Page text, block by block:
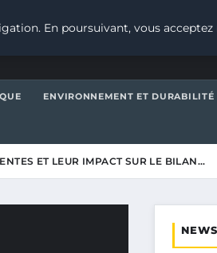
ENVIRONNEMENT ET DURABILITÉ
ET LEUR IMPACT SUR LE BILAN…
En poursuivant, vous